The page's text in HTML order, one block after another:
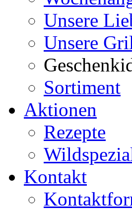
Unsere
Unsere
Sortiment
Aktionen
Rezepte
Kontakt